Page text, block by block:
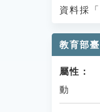
資料採「
教育部
屬性：
動